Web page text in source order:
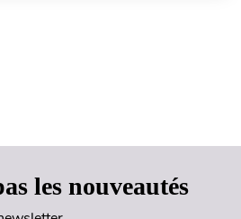
les nouveautés